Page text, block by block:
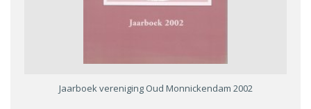
Jaarboek vereniging Oud Monnickendam 2002